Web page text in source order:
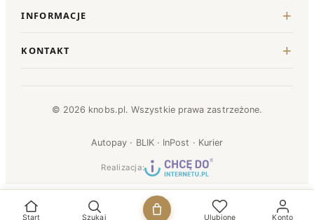
INFORMACJE
KONTAKT
© 2026 knobs.pl. Wszystkie prawa zastrzeżone.
Autopay · BLIK · InPost · Kurier
Realizacja:
Start Szukaj Ulubione Konto